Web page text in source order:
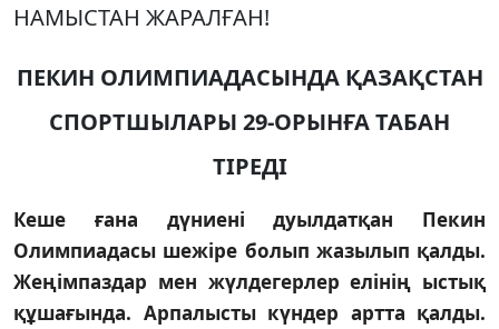
НАМЫСТАН ЖАРАЛҒАН!
ПЕКИН ОЛИМПИАДАСЫНДА ҚАЗАҚСТАН
СПОРТШЫЛАРЫ 29-ОРЫНҒА ТАБАН
ТIРЕДI
Кеше ғана дүниенi дуылдатқан Пекин
Олимпиадасы шежiре болып жазылып қалды.
Жеңiмпаздар мен жүлдегерлер елiнiң ыстық
құшағында. Арпалысты күндер артта қалды.